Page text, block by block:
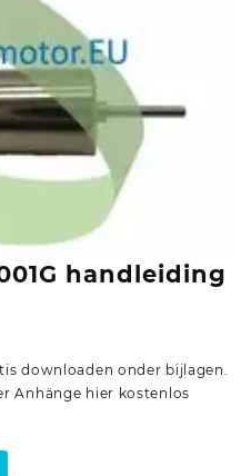
handleiding
downloaden onder bijlagen.
Anhänge hier kostenlos